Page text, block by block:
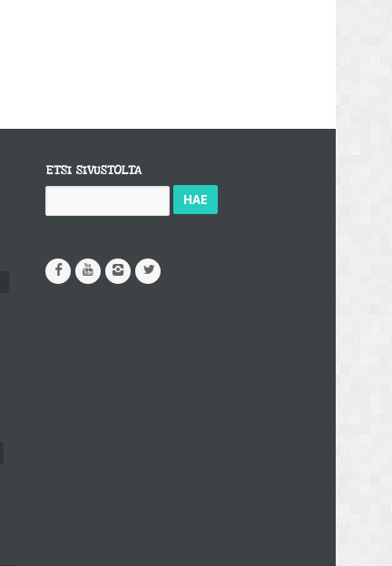
ETSI SIVUSTOLTA